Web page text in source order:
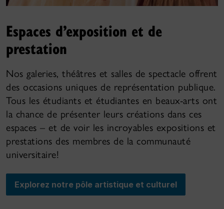
Espaces d’exposition et de
prestation
Nos galeries, théâtres et salles de spectacle offrent
des occasions uniques de représentation publique.
Tous les étudiants et étudiantes en beaux-arts ont
la chance de présenter leurs créations dans ces
espaces – et de voir les incroyables expositions et
prestations des membres de la communauté
universitaire!
Explorez notre pôle artistique et culturel